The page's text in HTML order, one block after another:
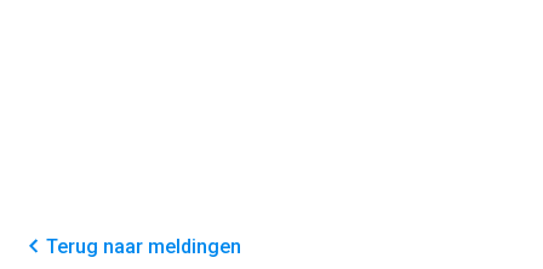
Terug naar meldingen